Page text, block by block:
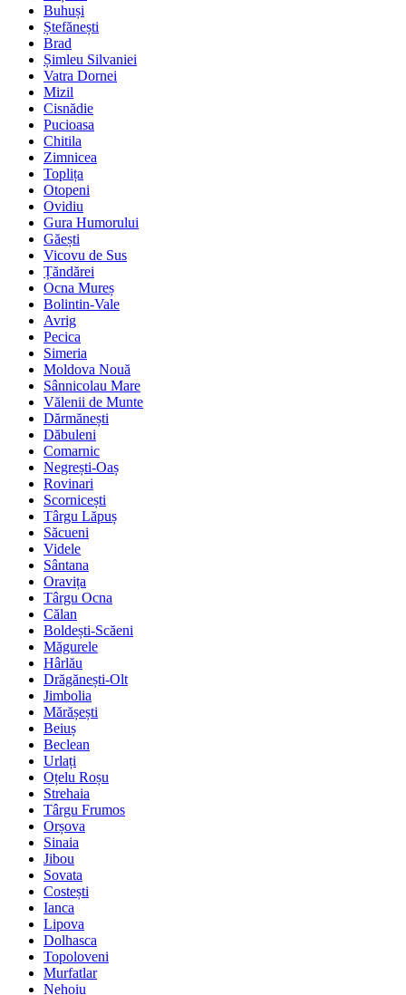
Buhuși
Ștefănești
Brad
Șimleu Silvaniei
Vatra Dornei
Mizil
Cisnădie
Pucioasa
Chitila
Zimnicea
Toplița
Otopeni
Ovidiu
Gura Humorului
Găești
Vicovu de Sus
Țăndărei
Ocna Mureș
Bolintin-Vale
Avrig
Pecica
Simeria
Moldova Nouă
Sânnicolau Mare
Vălenii de Munte
Dărmănești
Dăbuleni
Comarnic
Negrești-Oaș
Rovinari
Scornicești
Târgu Lăpuș
Săcueni
Videle
Sântana
Oravița
Târgu Ocna
Călan
Boldești-Scăeni
Măgurele
Hârlău
Drăgănești-Olt
Jimbolia
Mărășești
Beiuș
Beclean
Urlați
Oțelu Roșu
Strehaia
Târgu Frumos
Orșova
Sinaia
Jibou
Sovata
Costești
Ianca
Lipova
Dolhasca
Topoloveni
Murfatlar
Nehoiu